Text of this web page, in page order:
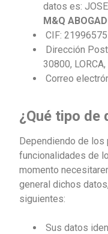
datos es:
M&Q
CIF:
Dirección
30800,
Correo
¿Qué tipo
Dependiendo de
funcionalidades de
momento
general dichos
siguientes:
Sus datos